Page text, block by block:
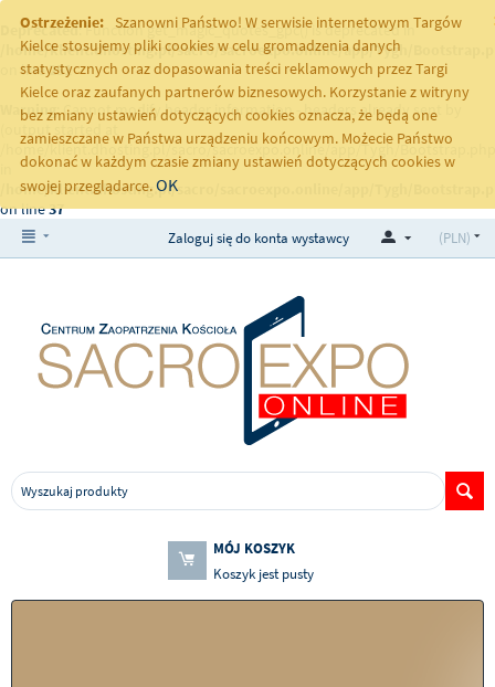
Deprecated: Function get_magic_quotes_gpc() is deprecated in
/home/klient.dhosting.pl/sacro/sacroexpo.online/app/Tygh/
on line251
Warning: Cannot modify header information - headers already sent by
(output started at
/home/klient.dhosting.pl/sacro/sacroexpo.online/app/Tygh/
/home/klient.dhosting.pl/sacro/sacroexpo.online/app/Tygh/
on line37
Ostrzeżenie:
Szanowni Państwo! W serwisie internetowym Targów
Kielce stosujemy pliki cookies w celu gromadzenia danych
statystycznych oraz dopasowania treści reklamowych przez Targi
Kielce oraz zaufanych partnerów biznesowych. Korzystanie z witryny
bez zmiany ustawień dotyczących cookies oznacza, że będą one
zamieszczane w Państwa urządzeniu końcowym. Możecie Państwo
dokonać w każdym czasie zmiany ustawień dotyczących cookies w
swojej przeglądarce.OK
(PLN)
Zaloguj się do konta wystawcy
MÓJ KOSZYK
Koszyk jest pusty